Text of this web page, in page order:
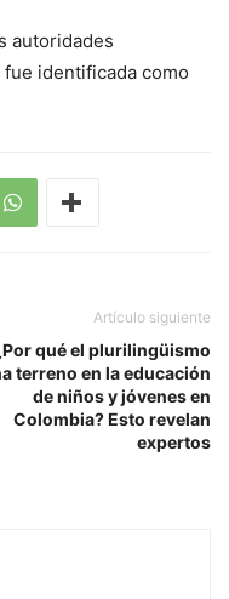
autoridades
identificada como
Artículo siguiente
qué el plurilingüismo
terreno en la educación
de niños y jóvenes en
Colombia? Esto revelan
expertos